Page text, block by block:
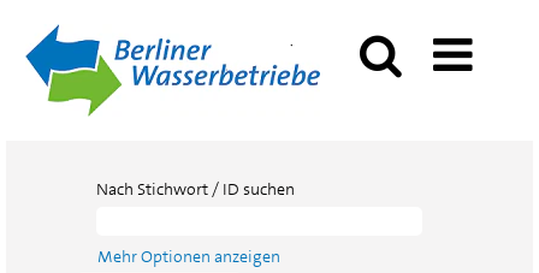
Nach Stichwort / ID suchen
Mehr Optionen anzeigen